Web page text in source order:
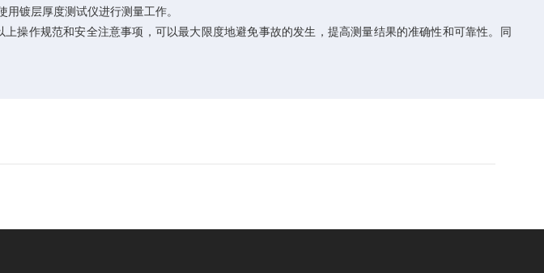
镀层厚度测试仪进行测量工作。
作规范和安全注意事项，可以最大限度地避免事故的发生，提高测量结果的准确性和可靠性。同